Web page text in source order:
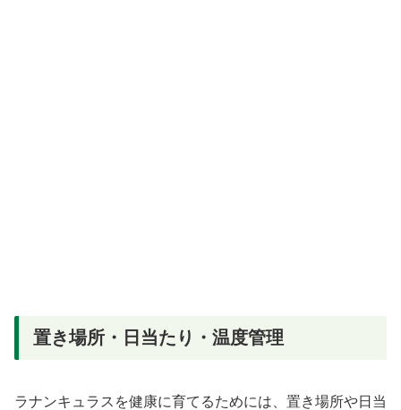
置き場所・日当たり・温度管理
ラナンキュラスを健康に育てるためには、置き場所や日当